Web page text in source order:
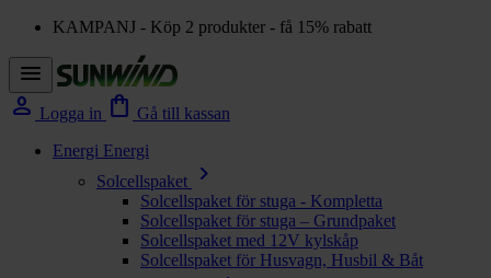
KAMPANJ - Köp 2 produkter - få 15% rabatt
menu
person Logga in shopping_bag Gå till kassan
Energi Energi
Solcellspaket
chevron_right
Solcellspaket för stuga - Kompletta
Solcellspaket för stuga – Grundpaket
Solcellspaket med 12V kylskåp
Solcellspaket för Husvagn, Husbil & Båt